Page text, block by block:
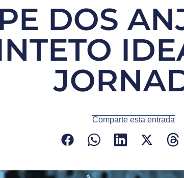
DOS
Comparte esta entrada